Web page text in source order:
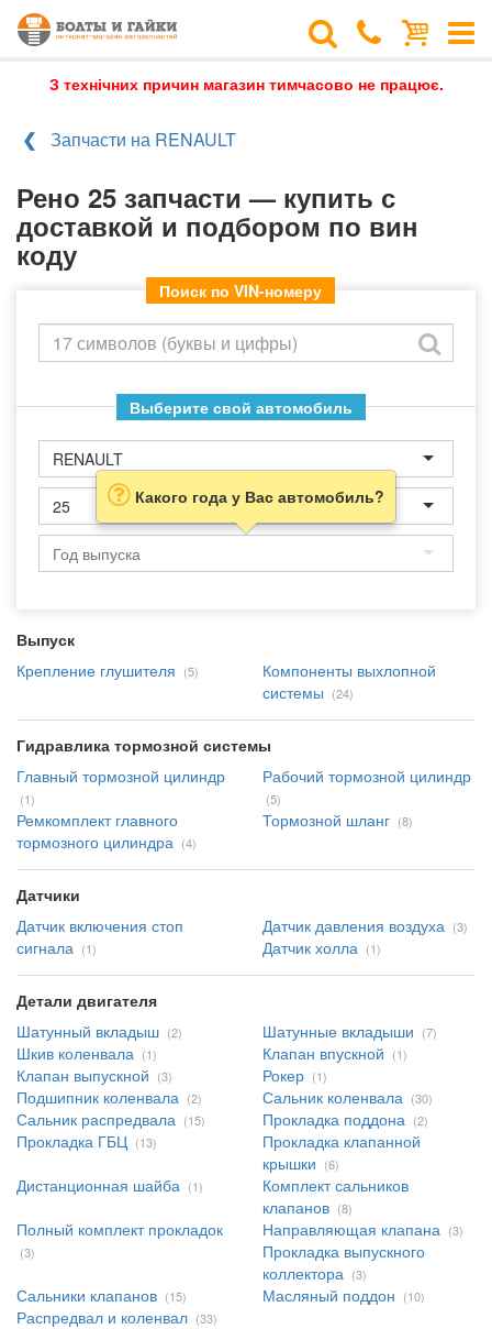
З технічних причин магазин тимчасово не працює.
Запчасти на RENAULT
Рено 25 запчасти — купить с
доставкой и подбором по вин
коду
Поиск по VIN-номеру
Выберите свой автомобиль
RENAULT
25 Какого года у Вас автомобиль?
Выпуск
Крепление глушителя (5)
Компоненты выхлопной
системы (24)
Гидравлика тормозной системы
Главный тормозной цилиндр
(1)
Рабочий тормозной цилиндр
(5)
Ремкомплект главного
тормозного цилиндра (4)
Тормозной шланг (8)
Датчики
Датчик включения стоп
сигнала (1)
Датчик давления воздуха (3)
Датчик холла (1)
Детали двигателя
Шатунный вкладыш (2) Шатунные вкладыши (7)
Шкив коленвала (1) Клапан впускной (1)
Клапан выпускной (3) Рокер (1)
Подшипник коленвала (2) Сальник коленвала (30)
Сальник распредвала (15) Прокладка поддона (2)
Прокладка ГБЦ (13)
Прокладка клапанной
крышки (6)
Дистанционная шайба (1)
Комплект сальников
клапанов (8)
Полный комплект прокладок
(3)
Направляющая клапана (3)
Прокладка выпускного
коллектора (3)
Сальники клапанов (15) Масляный поддон (10)
Распредвал и коленвал (33)